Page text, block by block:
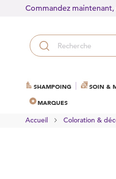
Commandez
SHAMPOING SOIN &
MARQUES
Accueil Coloration &